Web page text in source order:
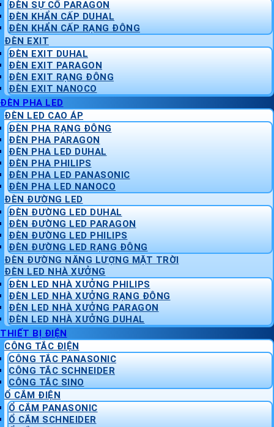
ĐÈN SỰ CỐ PARAGON
ĐÈN KHẨN CẤP DUHAL
ĐÈN KHẨN CẤP RẠNG ĐÔNG
ĐÈN EXIT
ĐÈN EXIT DUHAL
ĐÈN EXIT PARAGON
ĐÈN EXIT RẠNG ĐÔNG
ĐÈN EXIT NANOCO
ĐÈN PHA LED
ĐÈN LED CAO ÁP
ĐÈN PHA RẠNG ĐÔNG
ĐÈN PHA PARAGON
ĐÈN PHA LED DUHAL
ĐÈN PHA PHILIPS
ĐÈN PHA LED PANASONIC
ĐÈN PHA LED NANOCO
ĐÈN ĐƯỜNG LED
ĐÈN ĐƯỜNG LED DUHAL
ĐÈN ĐƯỜNG LED PARAGON
ĐÈN ĐƯỜNG LED PHILIPS
ĐÈN ĐƯỜNG LED RẠNG ĐÔNG
ĐÈN ĐƯỜNG NĂNG LƯỢNG MẶT TRỜI
ĐÈN LED NHÀ XƯỞNG
ĐÈN LED NHÀ XƯỞNG PHILIPS
ĐÈN LED NHÀ XƯỞNG RẠNG ĐÔNG
ĐÈN LED NHÀ XƯỞNG PARAGON
ĐÈN LED NHÀ XƯỞNG DUHAL
THIẾT BỊ ĐIỆN
CÔNG TẮC ĐIỆN
CÔNG TẮC PANASONIC
CÔNG TẮC SCHNEIDER
CÔNG TẮC SINO
Ổ CẮM ĐIỆN
Ổ CẮM PANASONIC
Ổ CẮM SCHNEIDER